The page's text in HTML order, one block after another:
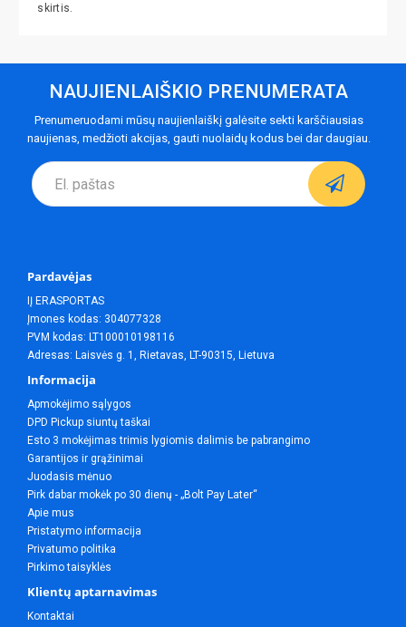
skirtis.
NAUJIENLAIŠKIO PRENUMERATA
Prenumeruodami mūsų naujienlaiškį galėsite sekti karščiausias
naujienas, medžioti akcijas, gauti nuolaidų kodus bei dar daugiau.
Pardavėjas
IĮ ERASPORTAS
Įmones kodas: 304077328
PVM kodas: LT100010198116
Adresas: Laisvės g. 1, Rietavas, LT-90315, Lietuva
Informacija
Apmokėjimo sąlygos
DPD Pickup siuntų taškai
Esto 3 mokėjimas trimis lygiomis dalimis be pabrangimo
Garantijos ir grąžinimai
Juodasis mėnuo
Pirk dabar mokėk po 30 dienų - „Bolt Pay Later“
Apie mus
Pristatymo informacija
Privatumo politika
Pirkimo taisyklės
Klientų aptarnavimas
Kontaktai